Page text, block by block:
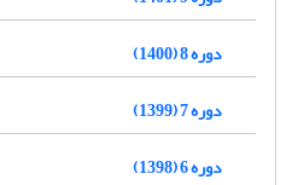
دوره 8 (1400)
دوره 7 (1399)
دوره 6 (1398)